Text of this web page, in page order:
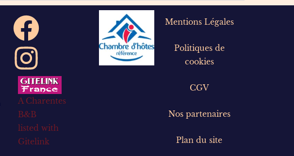
A Charentes
B&B
listed with
Gitelink
Mentions Légales
Politiques de
cookies
CGV
Nos partenaires
Plan du site